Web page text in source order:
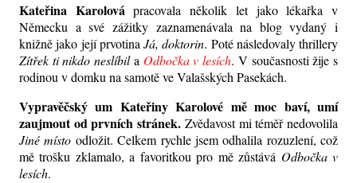
Kateřina Karolová pracovala několik let jako lékařka v
Německu a své zážitky zaznamenávala na blog vydaný i
knižně jako její prvotina Já, doktorin. Poté následovaly thrillery
Zítřek ti nikdo neslíbila Odbočka v lesích. V současnosti žije s
rodinou v domku na samotě ve Valašských Pasekách.
Vypravěčský um Kateřiny Karolové mě moc baví, umí
zaujmout od prvních stránek. Zvědavost mi téměř nedovolila
Jiné místo odložit. Celkem rychle jsem odhalila rozuzlení, což
mě trošku zklamalo, a favoritkou pro mě zůstává Odbočka v
lesích.